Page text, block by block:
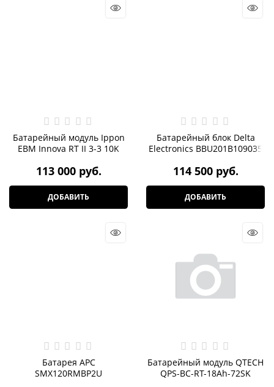
Батарейный модуль Ippon
EBM Innova RT II 3-3 10K
113 000 руб.
ДОБАВИТЬ
Батарейный блок Delta
Electronics BBU201B109035
114 500 руб.
ДОБАВИТЬ
Батарея APC
SMX120RMBP2U
Батарейный модуль QTECH
QPS-BC-RT-18Ah-72SK